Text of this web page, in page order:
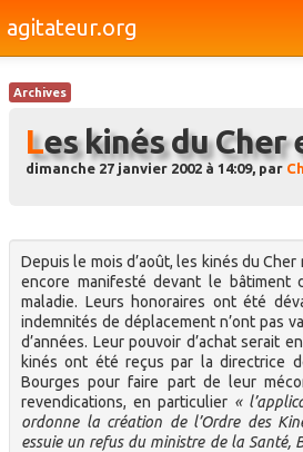
agitateur.org
Société
Médias
Dossiers
Brèves
Archives
Les kinés du
dimanche 27 janvier 2002 à 14:09, par
Depuis le mois d’août, les kinés du
encore manifesté devant le bâtiment
maladie. Leurs honoraires ont été
indemnités de déplacement n’ont pas
d’années. Leur pouvoir d’achat serait
kinés ont été reçus par la directrice
Bourges pour faire part de leur
revendications, en particulier «
ordonne la création de l’Ordre des
essuie un refus du ministre de la Santé,